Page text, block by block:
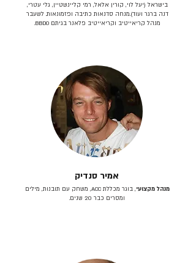
בישראל (יעל לוי, קורין אלאל, רמי קליינשטיין, גלי עטרי,
דנה ברגר ועוד).מנחה סדנאות כתיבה ופזמונאות. לשעבר
מנהל קריאייטיב וקריאייטיב פלאנר בגיתם BBDO.
אמיר סנדיק
מנהל מקצועי
, בוגר מכללת ACC, משחק עם תובנות, מילים
ומסרים כבר 20 שנים.